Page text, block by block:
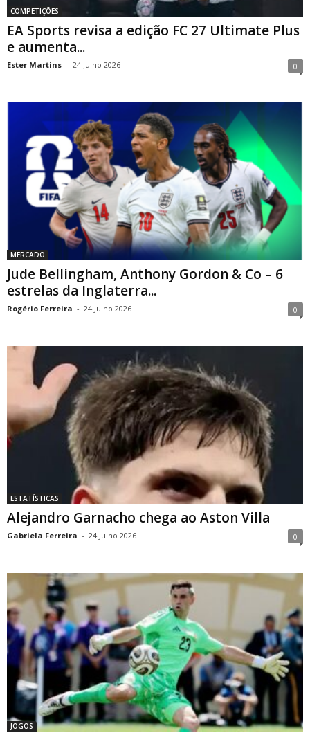
COMPETIÇÕES
EA Sports revisa a edição FC 27 Ultimate Plus
e aumenta...
Ester Martins - 24 Julho 2026 0
MERCADO
Jude Bellingham, Anthony Gordon & Co – 6
estrelas da Inglaterra...
Rogério Ferreira - 24 Julho 2026 0
ESTATÍSTICAS
Alejandro Garnacho chega ao Aston Villa
Gabriela Ferreira - 24 Julho 2026 0
JOGOS